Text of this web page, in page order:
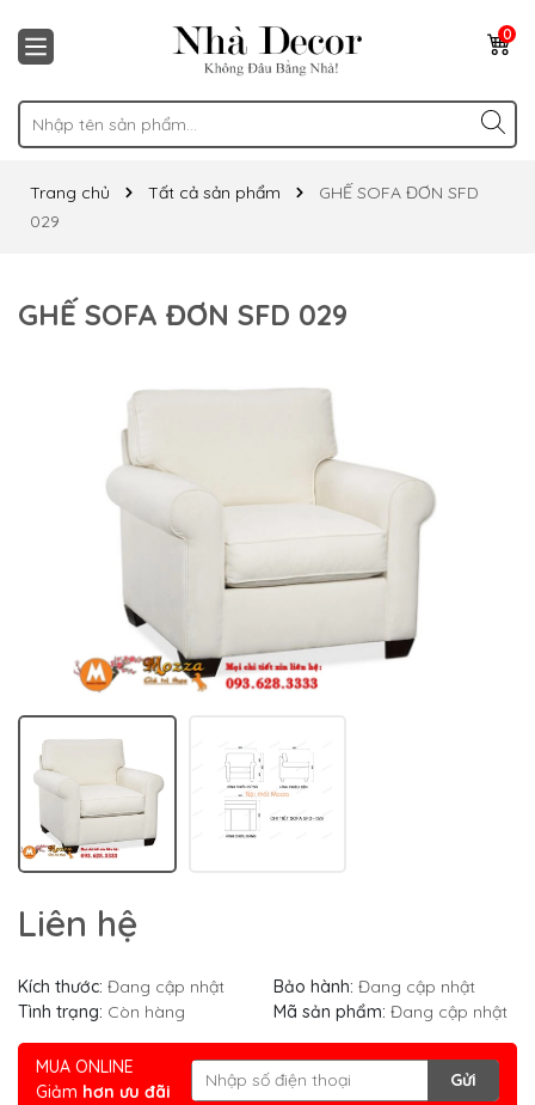
0
Trang chủ Tất cả sản phẩm
GHẾ SOFA ĐƠN SFD
029
GHẾ SOFA ĐƠN SFD 029
Liên hệ
Kích thước: Đang cập nhật Bảo hành: Đang cập nhật
Tình trạng: Còn hàng Mã sản phẩm: Đang cập nhật
MUA ONLINE
Giảm hơn ưu đãi
Gửi